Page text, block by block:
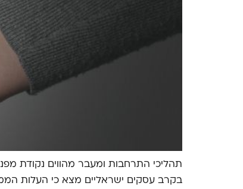
תהליכי התרחבות ומעבר מהווים נקודת